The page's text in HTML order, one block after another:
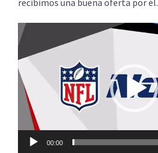
recibimos una buena oferta por él.
Reproductor
de
vídeo
00:00